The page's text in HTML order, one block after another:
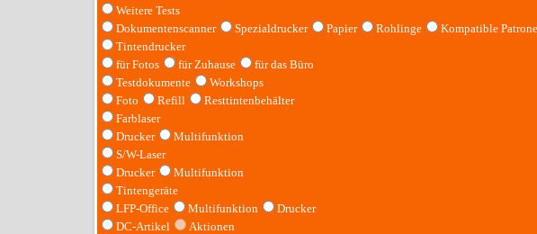
Weitere Tests
Dokumentenscanner
Spezialdrucker Papier Rohlinge
Kompatible
Tintendrucker
für Fotos
für Zuhause
für das Büro
Testdokumente
Workshops
Foto
Refill
Resttintenbehälter
Farblaser
Drucker
Multifunktion
S/W-Laser
Drucker
Multifunktion
Tintengeräte
LFP-Office
Multifunktion
Drucker
DC-Artikel
Aktionen